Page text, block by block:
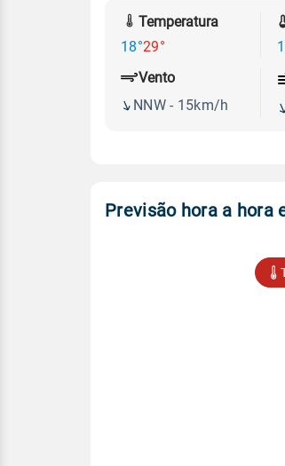
Temperatura
18°29°
Vento
NNW - 15km/h
Previsão hora a hora